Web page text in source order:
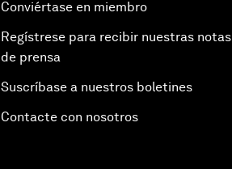
Conviértase en miembro
Regístrese para recibir nuestras notas
de prensa
Suscríbase a nuestros boletines
Contacte con nosotros